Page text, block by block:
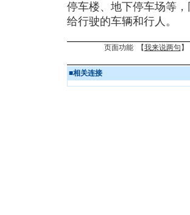
停车楼、地下停车场等
给行驶的车辆和行人。
页面功能 【我来说两句 】
■相关连接